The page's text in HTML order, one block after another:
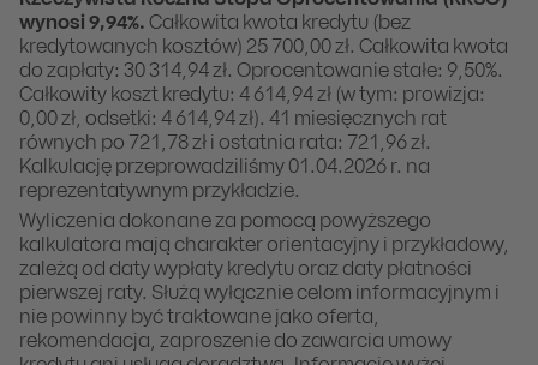
wynosi 9,94%. Całkowita kwota kredytu (bez
kredytowanych kosztów) 25 700,00 zł. Całkowita kwota
do zapłaty: 30 314,94 zł. Oprocentowanie stałe: 9,50%.
Całkowity koszt kredytu: 4 614,94 zł (w tym: prowizja:
0,00 zł, odsetki: 4 614,94 zł). 41 miesięcznych rat
równych po 721,78 zł i ostatnia rata: 721,96 zł.
Kalkulację przeprowadziliśmy 01.04.2026 r. na
reprezentatywnym przykładzie.
Wyliczenia dokonane za pomocą powyższego
kalkulatora mają charakter orientacyjny i przykładowy,
zależą od daty wypłaty kredytu oraz daty płatności
pierwszej raty. Służą wyłącznie celom informacyjnym i
nie powinny być traktowane jako oferta,
rekomendacja, zaproszenie do zawarcia umowy